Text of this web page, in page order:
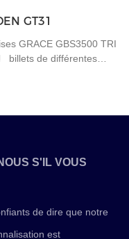
de stationnements
GT31
GRACE GBS3500 TRI
billets de différentes
S'IL VOUS
de dire que notre
est